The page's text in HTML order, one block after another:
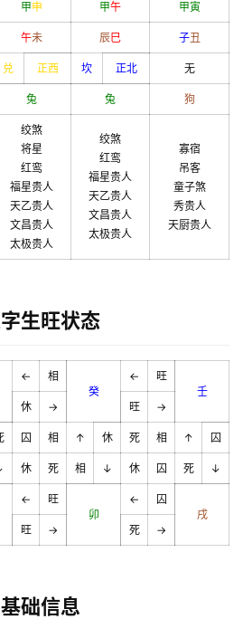
甲申 甲午 甲寅
午未 辰巳 子丑
兑 正西 坎 正北 无
兔 兔 狗
绞煞
将星
红鸾
福星贵人
天乙贵人
文昌贵人
太极贵人
绞煞
红鸾
福星贵人
天乙贵人
文昌贵人
太极贵人
寡宿
吊客
童子煞
秀贵人
天厨贵人
生旺状态
←
相
癸
←
旺
壬
休 → 旺 →
囚 相 ↑ 休 死 相 ↑ 囚
休 死 相 ↓ 休 囚 死 ↓
←
旺
卯
←
囚
戌
旺 → 死 →
基础信息